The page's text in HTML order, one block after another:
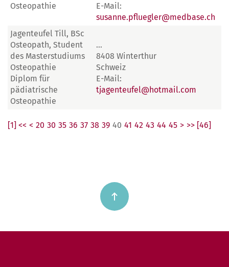
Osteopathie
E-Mail:
susanne.pfluegler@medbase.ch
Jagenteufel Till, BSc
Osteopath, Student
des Masterstudiums
Osteopathie
Diplom für
pädiatrische
Osteopathie
...
8408 Winterthur
Schweiz
E-Mail:
tjagenteufel@hotmail.com
[1] << < 20 30 35 36 37 38 39 40 41 42 43 44 45 > >> [46]